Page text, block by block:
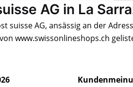
AG in La
suisse AG, ansässig an der
www.swissonlineshops.ch